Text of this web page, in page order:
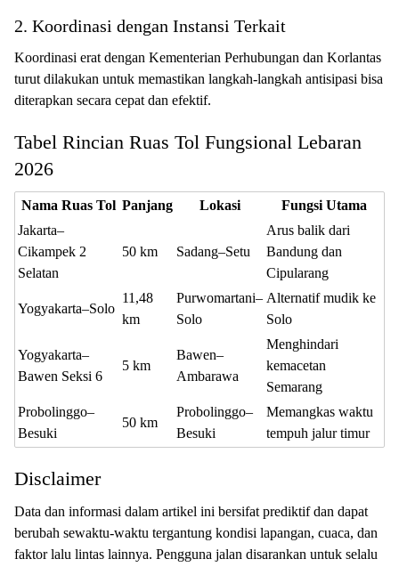
2. Koordinasi dengan Instansi Terkait
Koordinasi erat dengan Kementerian Perhubungan dan Korlantas
turut dilakukan untuk memastikan langkah-langkah antisipasi bisa
diterapkan secara cepat dan efektif.
Tabel Rincian Ruas Tol Fungsional Lebaran
2026
Nama Ruas Tol Panjang Lokasi
Fungsi Utama
Jakarta–
Cikampek 2
Selatan
50 km Sadang–Setu
Arus balik dari
Bandung dan
Cipularang
Yogyakarta–Solo
11,48
km
Purwomartani–
Solo
Alternatif mudik ke
Solo
Yogyakarta–
Bawen Seksi 6
5 km
Bawen–
Ambarawa
Menghindari
kemacetan
Semarang
Probolinggo–
Besuki
50 km
Probolinggo–
Besuki
Memangkas waktu
tempuh jalur timur
Disclaimer
Data dan informasi dalam artikel ini bersifat prediktif dan dapat
berubah sewaktu-waktu tergantung kondisi lapangan, cuaca, dan
faktor lalu lintas lainnya. Pengguna jalan disarankan untuk selalu